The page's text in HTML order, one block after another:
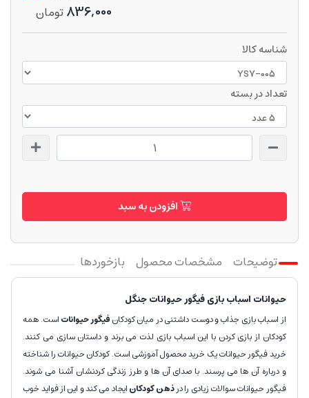
836,000تومان
شناسه کالا
تعداد در بسته
افزودن به سبد
توضیحات مشخصات محصول بازخوردها
حیوانات اسباب بازی فیگور حیوانات جنگل
از اسباب بازی جذاب و دوست داشتنی در میان کودکانفیگور حیواناتاست. همه
کودکان از بازی کردن با این اسباب بازی لذت می برند و داستان سازی می کنند.
خرید فیگور حیوانات یک خرید محصول آموزشی است. کودکان حیوانات را شناخته
و درباره آن ها می پرسند. با صدای آن ها و طرز زندگی کردنشان آشنا می شوند.
فیگور حیوانات سوالات زیادی را درذهن کودکانایجاد می کند و این از فواید خوب